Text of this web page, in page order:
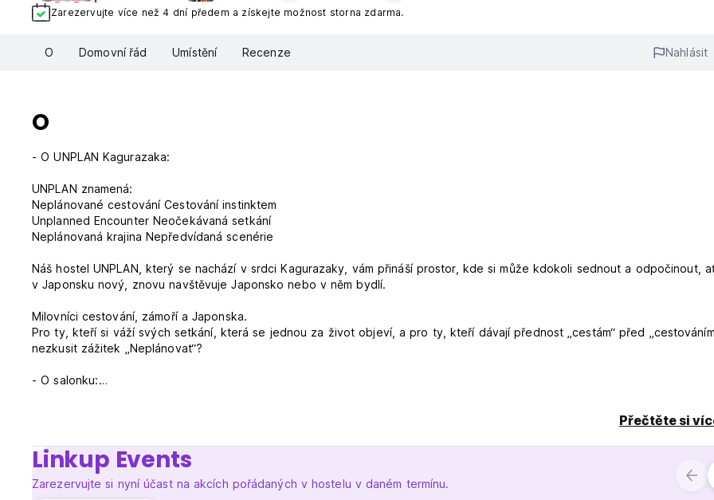
Zarezervujte více než 4 dní předem a získejte možnost storna zdarma.
O Domovní řád Umístění Recenze Nahlásit
O
- O UNPLAN Kagurazaka:
UNPLAN znamená:
Neplánované cestování Cestování instinktem
Unplanned Encounter Neočekávaná setkání
Neplánovaná krajina Nepředvídaná scenérie
Náš hostel UNPLAN, který se nachází v srdci Kagurazaky, vám přináší prostor, kde si může kdokoli sednout a odpočinout,
v Japonsku nový, znovu navštěvuje Japonsko nebo v něm bydlí.
Milovníci cestování, zámoří a Japonska.
Pro ty, kteří si váží svých setkání, která se jednou za život objeví, a pro ty, kteří dávají přednost „cestám“ před
nezkusit zážitek „Neplánovat“?
- O salonku:
dal si drink v našem baru a kavárně. Večer můžete ochutnat japonské pivo, japonskou whisky a některé koktejly s domácím
Koyoino Parfait: 18:00–23:00 (L.O. 22:00)
- O místnostech:
V UNPLAN máme čtyři různé typy pokojů, včetně ložnic a soukromých pokojů. Naše společné postele, i když jsou
Přečtěte si
Linkup Events
Zarezervujte si nyní účast na akcích pořádaných v hostelu v daném termínu.